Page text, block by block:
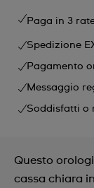
Paga in 3
Spedizione
Pagamento
Messaggio
Soddisfatti o
Questo
cassa chiara